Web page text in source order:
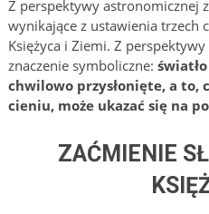
Z perspektywy astronomicznej
wynikające z ustawienia trzech
Księżyca i Ziemi. Z
znaczenie symboliczne:
chwilowo przysłonięte, a to,
cieniu, może ukazać się na
ZAĆMIENIE